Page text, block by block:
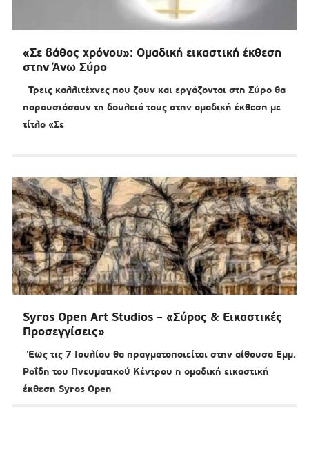
«Σε βάθος χρόνου»: Ομαδική εικαστική έκθεση
στην Άνω Σύρο
Τρεις καλλιτέχνες που ζουν και εργάζονται στη Σύρο θα
παρουσιάσουν τη δουλειά τους στην ομαδική έκθεση με
τίτλο «Σε
Syros Open Art Studios – «Σύρος & Εικαστικές
Προσεγγίσεις»
Έως τις 7 Ιουλίου θα πραγματοποιείται στην αίθουσα Εμμ.
Ροΐδη του Πνευματικού Κέντρου η ομαδική εικαστική
έκθεση Syros Open